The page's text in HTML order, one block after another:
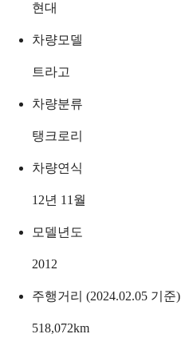
현대
차량모델
트라고
차량분류
탱크로리
차량연식
12년 11월
모델년도
2012
주행거리 (2024.02.05 기준)
518,072km